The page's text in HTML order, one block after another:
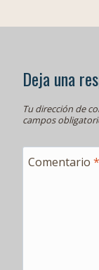
Deja una
Tu dirección de
campos
Comentario *